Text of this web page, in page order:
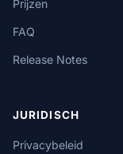
Prijzen
FAQ
Release Notes
JURIDISCH
Privacybeleid